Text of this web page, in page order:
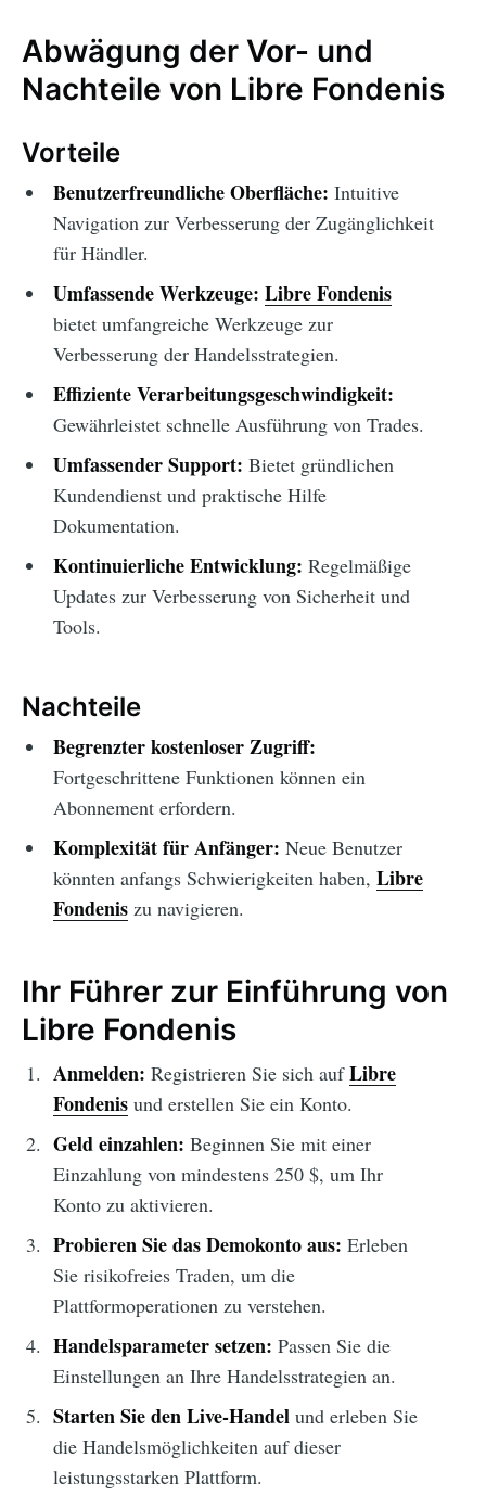
Abwägung der Vor- und
Nachteile von Libre Fondenis
Vorteile
Benutzerfreundliche Oberfläche: Intuitive
Navigation zur Verbesserung der Zugänglichkeit
für Händler.
Umfassende Werkzeuge: Libre Fondenis
bietet umfangreiche Werkzeuge zur
Verbesserung der Handelsstrategien.
Effiziente Verarbeitungsgeschwindigkeit:
Gewährleistet schnelle Ausführung von Trades.
Umfassender Support: Bietet gründlichen
Kundendienst und praktische Hilfe
Dokumentation.
Kontinuierliche Entwicklung: Regelmäßige
Updates zur Verbesserung von Sicherheit und
Tools.
Nachteile
Begrenzter kostenloser Zugriff:
Fortgeschrittene Funktionen können ein
Abonnement erfordern.
Komplexität für Anfänger: Neue Benutzer
könnten anfangs Schwierigkeiten haben, Libre
Fondeniszu navigieren.
Ihr Führer zur Einführung von
Libre Fondenis
Anmelden: Registrieren Sie sich aufLibre
Fondenisund erstellen Sie ein Konto.
Geld einzahlen: Beginnen Sie mit einer
Einzahlung von mindestens 250 $, um Ihr
Konto zu aktivieren.
Probieren Sie das Demokonto aus: Erleben
Sie risikofreies Traden, um die
Plattformoperationen zu verstehen.
Handelsparameter setzen: Passen Sie die
Einstellungen an Ihre Handelsstrategien an.
Starten Sie den Live-Handelund erleben Sie
die Handelsmöglichkeiten auf dieser
leistungsstarken Plattform.